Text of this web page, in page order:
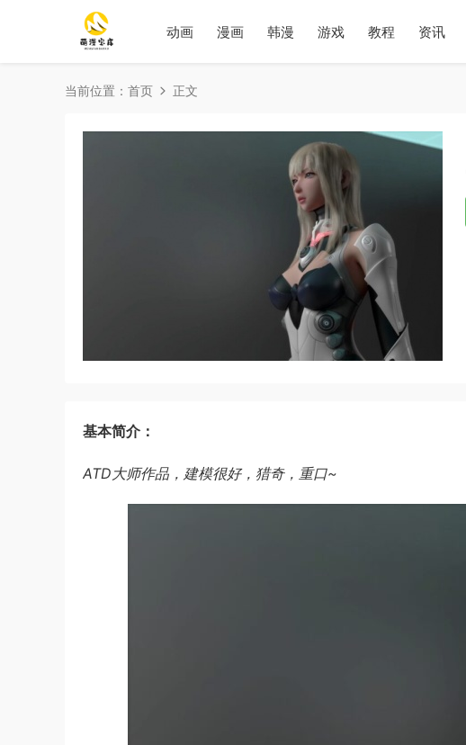
动画 漫画 韩漫 游戏 教程 资讯
当前位置： 首页 正文
基本简介：
ATD大师作品，建模很好，猎奇，重口~